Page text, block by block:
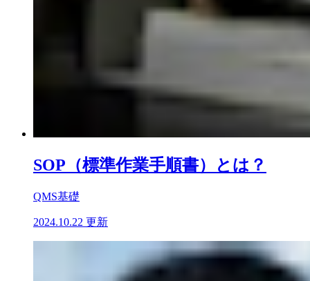
SOP（標準作業手順書）とは？
QMS基礎
2024.10.22 更新